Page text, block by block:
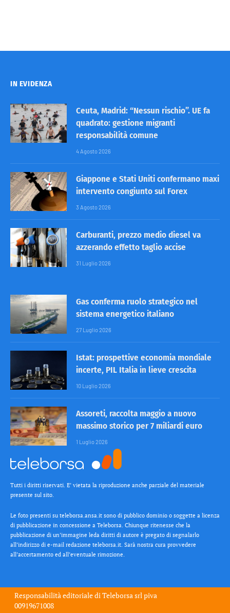
IN EVIDENZA
Ceuta, Madrid: “Nessun rischio”. UE fa
quadrato: gestione migranti
responsabilità comune
4 Agosto 2026
Giappone e Stati Uniti confermano maxi
intervento congiunto sul Forex
3 Agosto 2026
Carburanti, prezzo medio diesel va
azzerando effetto taglio accise
31 Luglio 2026
Gas conferma ruolo strategico nel
sistema energetico italiano
27 Luglio 2026
Istat: prospettive economia mondiale
incerte, PIL Italia in lieve crescita
10 Luglio 2026
Assoreti, raccolta maggio a nuovo
massimo storico per 7 miliardi euro
1 Luglio 2026
Tutti i diritti riservati. E’ vietata la riproduzione anche parziale del materiale
presente sul sito.
Le foto presenti su teleborsa.ansa.it sono di pubblico dominio o soggette a licenza
di pubblicazione in concessione a Teleborsa. Chiunque ritenesse che la
pubblicazione di un’immagine leda diritti di autore è pregato di segnalarlo
all’indirizzo di e-mail redazione teleborsa.it. Sarà nostra cura provvedere
all’accertamento ed all’eventuale rimozione.
Responsabilità editoriale diTeleborsa srl piva
00919671008